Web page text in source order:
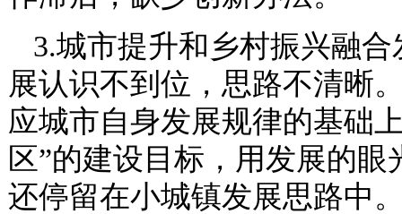
3.城市提升和乡村振兴融
展认识不到位，思路不清晰
应城市自身发展规律的基础
区”的建设目标，用发展的
还停留在小城镇发展思路中